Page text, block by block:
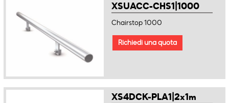
XSUACC-CHS1|1000
Chairstop 1000
Richiedi una quota
XS4DCK-PLA1|2x1m